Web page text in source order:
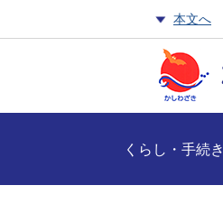
本文へ
くらし・手続き